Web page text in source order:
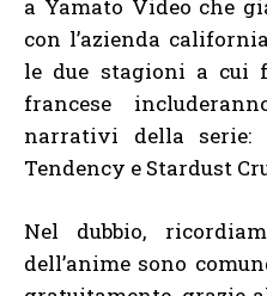
a Yamato Video che
con l’azienda
le due stagioni a cui
francese
narrativi della serie:
Tendency e Stardust
Nel dubbio,
dell’anime sono